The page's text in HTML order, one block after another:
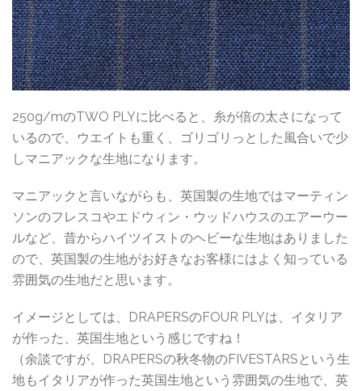
250g/mのTWO PLYに比べると、糸が倍の太さになって
いるので、ウエイトも重く、ゴリゴリっとした風合いで少
しマニアックな生地になります。
マニアックと言いながらも、英国製の生地ではマーティン
ソンのフレスコやエドウィン・ウッドハウスのエアーウー
ルなど、昔からハイツイストのヘビーな生地はありました
ので、英国製の生地がお好きなお客様にはよく知っている
雰囲気の生地だと思います。
イメージとしては、DRAPERSのFOUR PLYは、イタリア
が作った、英国生地という感じですね！
（余談ですが、DRAPERSの秋冬物のFIVESTARSという生
地もイタリアが作った英国生地という雰囲気の生地で、英